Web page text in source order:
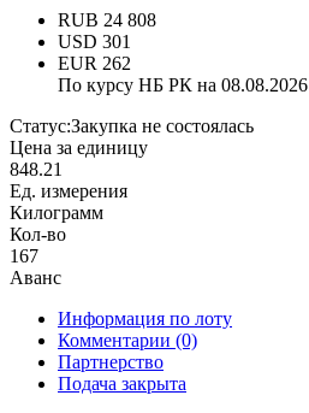
RUB 24 808
USD 301
EUR 262
По курсу НБ РК на 08.08.2026
Статус:Закупка не состоялась
Цена за единицу
848.21
Ед. измерения
Килограмм
Кол-во
167
Аванс
Информация по лоту
Комментарии (0)
Партнерство
Подача закрыта